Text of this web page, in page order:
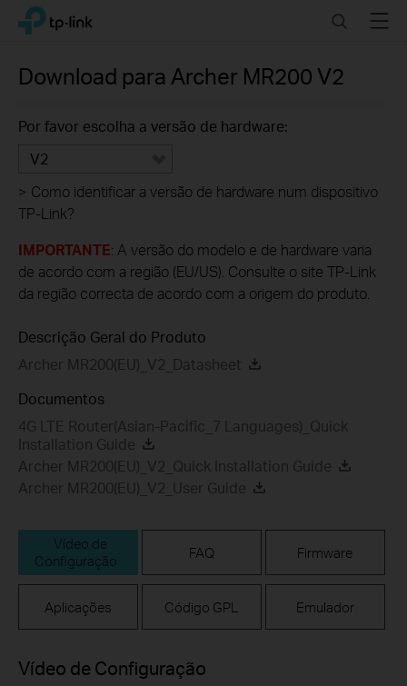
Click
navigation
TP-Link, Reliably Smart SearchMenu
Download para Archer MR200 V2
Por favor escolha a versão de hardware:
V2
> Como identificar a versão de hardware num dispositivo
TP-Link?
IMPORTANTE: A versão do modelo e de hardware varia
de acordo com a região (EU/US). Consulte o site TP-Link
da região correcta de acordo com a origem do produto.
Descrição Geral do Produto
Archer MR200(EU)_V2_Datasheet
Documentos
4G LTE Router(Asian-Pacific_7 Languages)_Quick
Installation Guide
Archer MR200(EU)_V2_Quick Installation Guide
Archer MR200(EU)_V2_User Guide
Vídeo de
Configuração
FAQ Firmware
Aplicações Código GPL Emulador
Vídeo de Configuração